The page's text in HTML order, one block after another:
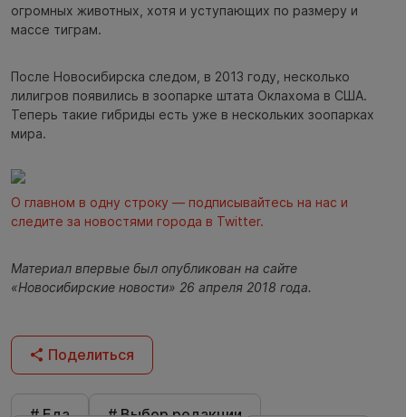
огромных животных, хотя и уступающих по размеру и
массе тиграм.
После Новосибирска следом, в 2013 году, несколько
лилигров появились в зоопарке штата Оклахома в США.
Теперь такие гибриды есть уже в нескольких зоопарках
мира.
О главном в одну строку — подписывайтесь на нас и
следите за новостями города в Twitter.
Материал впервые был опубликован на сайте
«Новосибирские новости» 26 апреля 2018 года.
Поделиться